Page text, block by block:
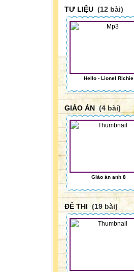
TƯ LIỆU (12 bài)
Hello - Lionel Richie
GIÁO ÁN (4 bài)
Giáo án anh 8
ĐỀ THI (19 bài)